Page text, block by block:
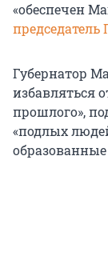
«обеспечен
председатель
Губернатор
избавляться
прошлого»,
«подлых